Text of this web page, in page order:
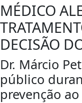
MÉDICO
DECISÃO
Dr. Márcio
público
prevenção